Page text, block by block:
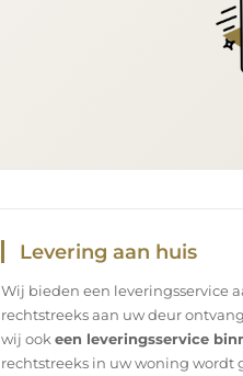
Levering aan huis
Wij bieden een leveringsservice
rechtstreeks aan uw deur
wij ook een leveringsservice
rechtstreeks in uw woning wordt